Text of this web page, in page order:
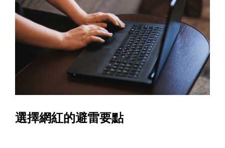
選擇網紅的避雷要點